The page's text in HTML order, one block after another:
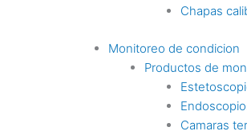
Chapas
Monitoreo de condicion
Productos de
Camaras